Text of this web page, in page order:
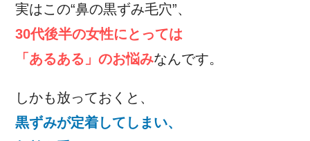
実はこの“鼻の黒ずみ毛穴”、
30代後半の女性にとっては
「あるある」のお悩みなんです。
しかも放っておくと、
黒ずみが定着してしまい、